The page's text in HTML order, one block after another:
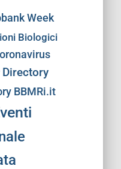
Week
Biologici
Directory
BBMRi.it